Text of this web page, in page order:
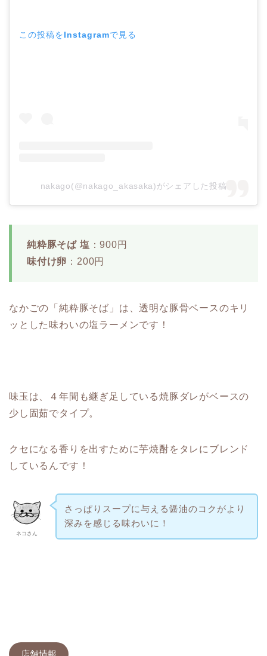
この投稿をInstagramで見る
nakago(@nakago_akasaka)がシェアした投稿
純粋豚そば 塩 ：900円
味付け卵 ：200円
なかごの「純粋豚そば」は、透明な豚骨ベースのキリ
ッとした味わいの塩ラーメンです！
味玉は、４年間も継ぎ足している焼豚ダレがベースの
少し固茹でタイプ。
クセになる香りを出すために芋焼酎をタレにブレンド
しているんです！
ネコさん
さっぱりスープに与える醤油のコクがより
深みを感じる味わいに！